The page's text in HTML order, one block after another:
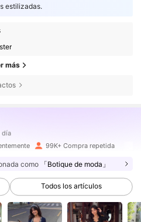
estilizadas.
más
día
99K+ Compra repetida
como 「Botique de moda」
Todos los artículos